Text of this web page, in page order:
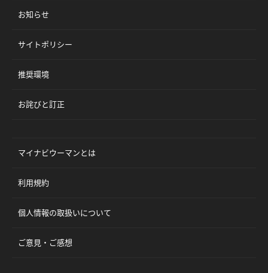
お知らせ
サイトポリシー
推奨環境
お詫びと訂正
マイナビウーマンとは
利用規約
個人情報の取扱いについて
ご意見・ご感想